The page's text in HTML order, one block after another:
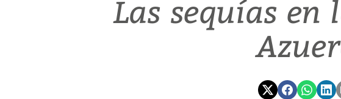
Las sequías en